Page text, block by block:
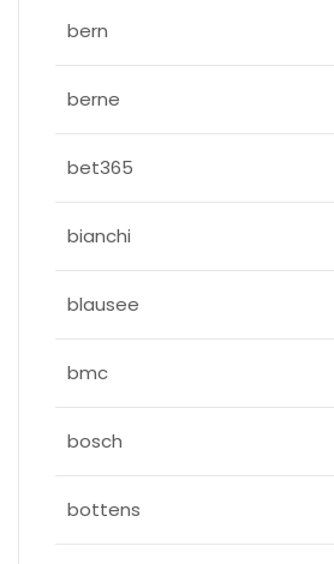
bern
berne
bet365
bianchi
blausee
bmc
bosch
bottens